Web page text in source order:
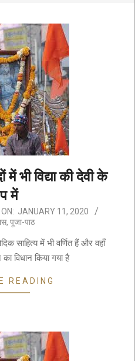
भी विद्या की देवी के
में
ON: JANUARY 11, 2020
, पूजा-पाठ
साहित्य में भी वर्णित हैं और वहाँ
विधान किया गया है
READING